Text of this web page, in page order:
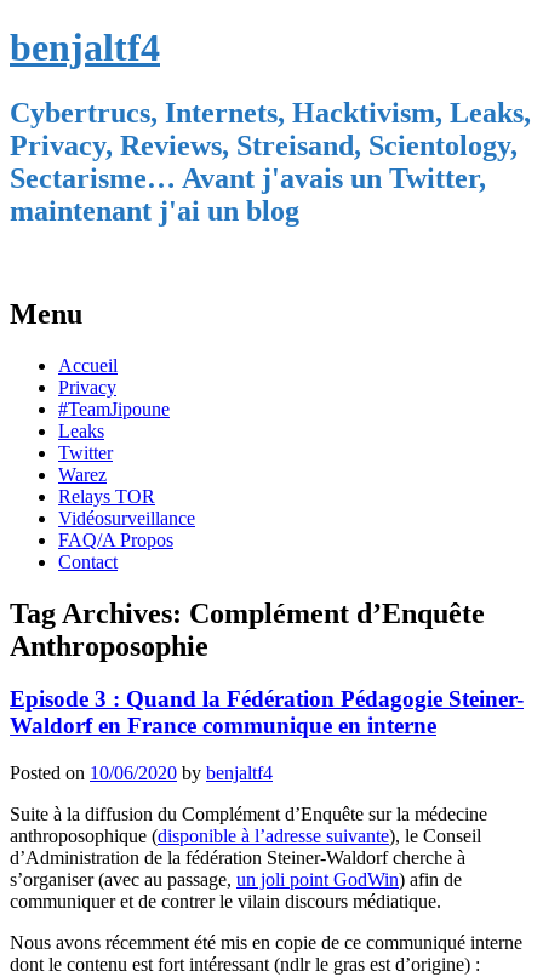
benjaltf4
Cybertrucs, Internets, Hacktivism, Leaks,
Privacy, Reviews, Streisand, Scientology,
Sectarisme… Avant j'avais un Twitter,
maintenant j'ai un blog
Menu
Skip
content
Accueil
Privacy
#TeamJipoune
Leaks
Twitter
Warez
Relays TOR
Vidéosurveillance
FAQ/A Propos
Contact
Tag Archives: Complément d’Enquête
Anthroposophie
Episode 3 : Quand la Fédération Pédagogie Steiner-
Waldorf en France communique en interne
Posted on 10/06/2020 by benjaltf4
Suite à la diffusion du Complément d’Enquête sur la médecine
anthroposophique (disponible à l’adresse suivante), le Conseil
d’Administration de la fédération Steiner-Waldorf cherche à
s’organiser (avec au passage, un joli point GodWin) afin de
communiquer et de contrer le vilain discours médiatique.
Nous avons récemment été mis en copie de ce communiqué interne
dont le contenu est fort intéressant (ndlr le gras est d’origine) :